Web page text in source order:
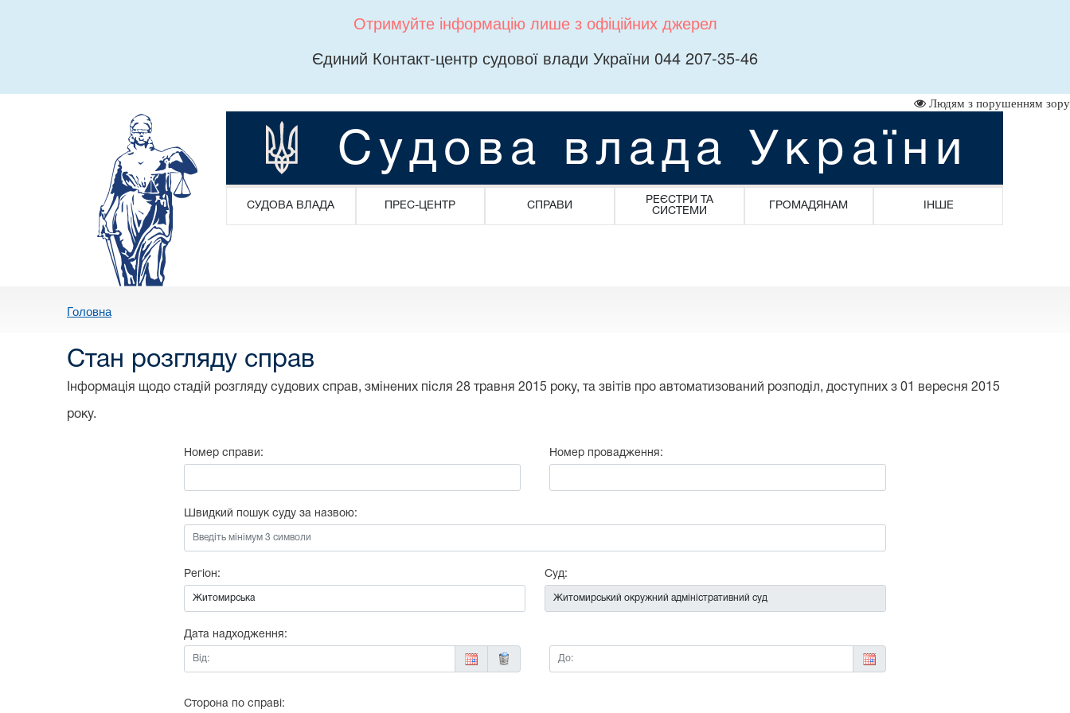
Отримуйте інформацію лише з офіційних джерел
Єдиний Контакт-центр судової влади України 044 207-35-46
Людям з порушенням зору
Судова влада України
СУДОВА ВЛАДА ПРЕС-ЦЕНТР СПРАВИ
РЕЄСТРИ ТА
СИСТЕМИ
ГРОМАДЯНАМ ІНШЕ
Головна
Стан розгляду справ
Інформація щодо стадій розгляду судових справ, змінених після 28 травня 2015 року, та звітів про автоматизований розподіл, доступних з 01 вересня 2015
року.
Номер справи: Номер провадження:
Швидкий пошук суду за назвою:
Регіон: Суд:
Дата надходження:
Від:
До:
Сторона по справі: